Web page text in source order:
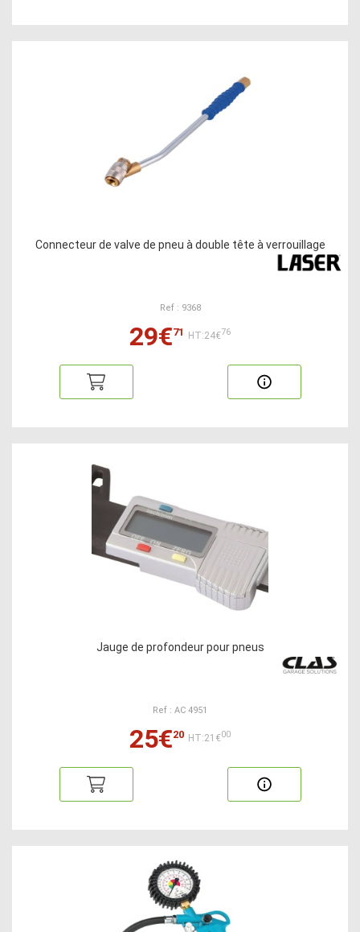
Connecteur de valve de pneu à double tête à verrouillage
Ref : 9368
29€71 HT:24€76
Jauge de profondeur pour pneus
Ref : AC 4951
25€20 HT:21€00